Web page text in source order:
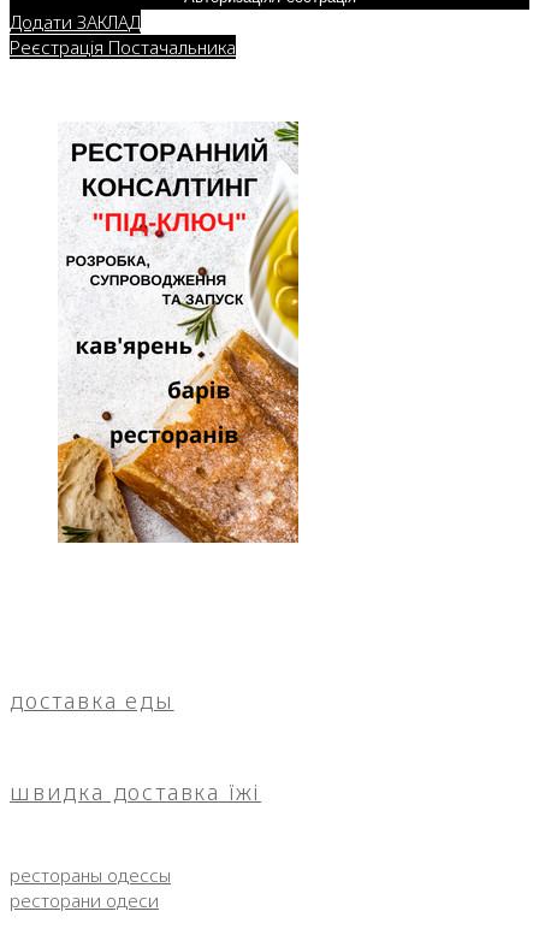
Додати ЗАКЛАД
Реєстрація Постачальника
доставка еды
швидка доставка їжі
рестораны одессы
ресторани одеси